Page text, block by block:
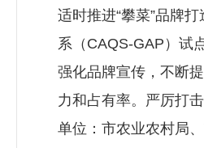
适时推进“攀菜”品牌
系（CAQS-GAP）试
强化品牌宣传，不断
力和占有率。严厉打
单位：市农业农村局